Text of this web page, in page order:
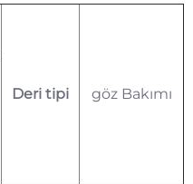
Deri tipi göz Bakımı